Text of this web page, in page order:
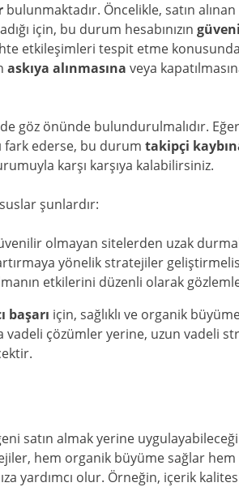
bulunmaktadır. Öncelikle, satın
için, bu durum hesabınızın
etkileşimleri tespit etme
askıya alınmasına veya
göz önünde bulundurulmalıdır. Eğer
fark ederse, bu durum takipçi
karşı karşıya kalabilirsiniz.
şunlardır:
olmayan sitelerden uzak
yönelik stratejiler
etkilerini düzenli olarak
başarı için, sağlıklı ve organik
vadeli çözümler yerine, uzun vadeli
satın almak yerine
hem organik büyüme sağlar hem
yardımcı olur. Örneğin, içerik